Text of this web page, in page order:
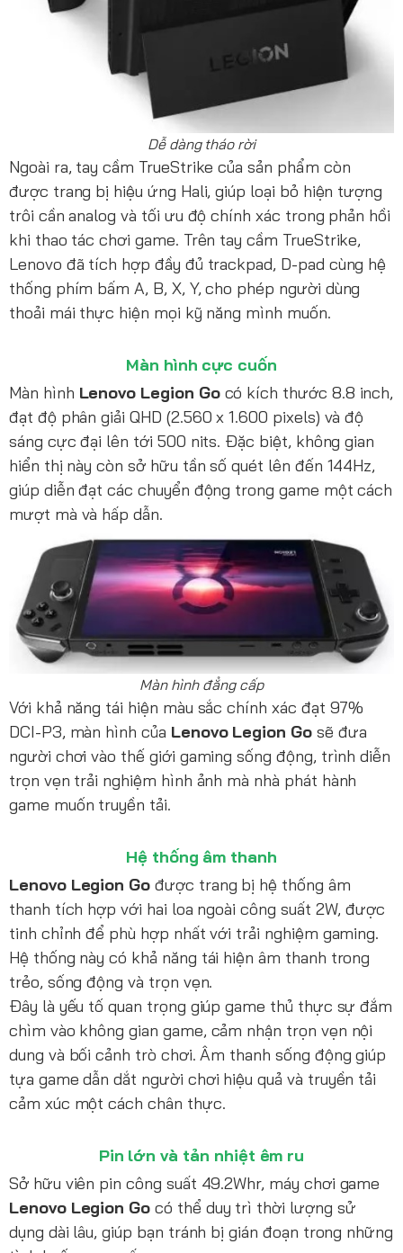
Dễ dàng tháo rời
Ngoài ra, tay cầm TrueStrike của sản phẩm còn
được trang bị hiệu ứng Hali, giúp loại bỏ hiện tượng
trôi cần analog và tối ưu độ chính xác trong phản hồi
khi thao tác chơi game. Trên tay cầm TrueStrike,
Lenovo đã tích hợp đầy đủ trackpad, D-pad cùng hệ
thống phím bấm A, B, X, Y, cho phép người dùng
thoải mái thực hiện mọi kỹ năng mình muốn.
Màn hình cực cuốn
Màn hình Lenovo Legion Gocó kích thước 8.8 inch,
đạt độ phân giải QHD (2.560 x 1.600 pixels) và độ
sáng cực đại lên tới 500 nits. Đặc biệt, không gian
hiển thị này còn sở hữu tần số quét lên đến 144Hz,
giúp diễn đạt các chuyển động trong game một cách
mượt mà và hấp dẫn.
Màn hình đẳng cấp
Với khả năng tái hiện màu sắc chính xác đạt 97%
DCI-P3, màn hình của Lenovo Legion Gosẽ đưa
người chơi vào thế giới gaming sống động, trình diễn
trọn vẹn trải nghiệm hình ảnh mà nhà phát hành
game muốn truyền tải.
Hệ thống âm thanh
Lenovo Legion Go được trang bị hệ thống âm
thanh tích hợp với hai loa ngoài công suất 2W, được
tinh chỉnh để phù hợp nhất với trải nghiệm gaming.
Hệ thống này có khả năng tái hiện âm thanh trong
trẻo, sống động và trọn vẹn.
Đây là yếu tố quan trọng giúp game thủ thực sự đắm
chìm vào không gian game, cảm nhận trọn vẹn nội
dung và bối cảnh trò chơi. Âm thanh sống động giúp
tựa game dẫn dắt người chơi hiệu quả và truyền tải
cảm xúc một cách chân thực.
Pin lớn và tản nhiệt êm ru
Sở hữu viên pin công suất 49.2Whr, máy chơi game
Lenovo Legion Gocó thể duy trì thời lượng sử
dụng dài lâu, giúp bạn tránh bị gián đoạn trong những